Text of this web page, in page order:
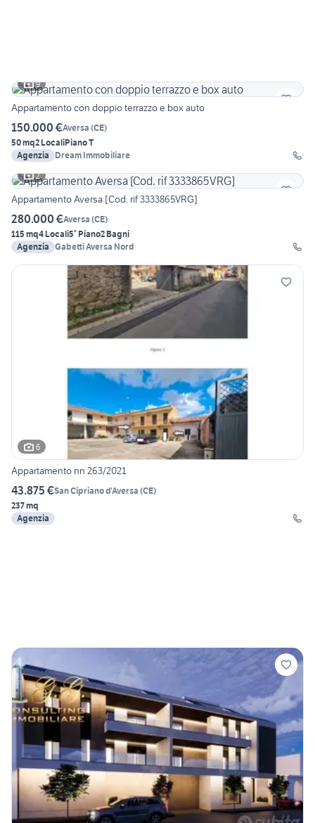
9
Appartamento con doppio terrazzo e box auto
150.000 €Aversa (CE)
50 mq2 LocaliPiano T
Agenzia
Dream Immobiliare
2
Appartamento Aversa [Cod. rif 3333865VRG]
280.000 €Aversa (CE)
115 mq4 Locali5° Piano2 Bagni
Agenzia Gabetti Aversa Nord
6
Appartamento nn 263/2021
43.875 €San Cipriano d'Aversa (CE)
237 mq
Agenzia